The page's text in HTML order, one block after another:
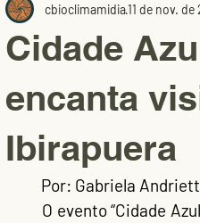
Cidade
encanta
Ibirapuera
cbioclimamidia11 de nov. de
Por: Gabriela
	O evento
“Cidade